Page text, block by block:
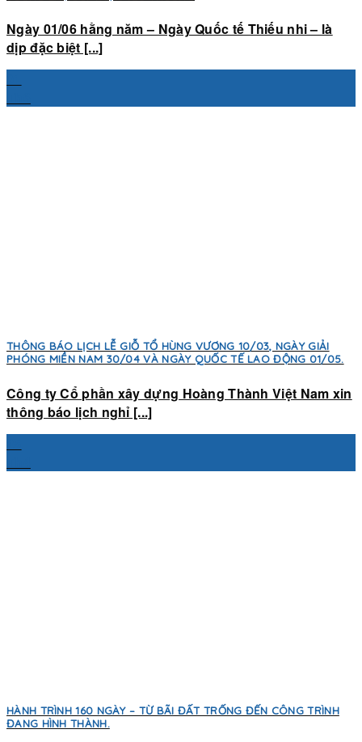
Ngày 01/06 hằng năm – Ngày Quốc tế Thiếu nhi – là
dịp đặc biệt [...]
THÔNG BÁO LỊCH LỄ GIỖ TỔ HÙNG VƯƠNG 10/03, NGÀY GIẢI
PHÓNG MIỀN NAM 30/04 VÀ NGÀY QUỐC TẾ LAO ĐỘNG 01/05.
Công ty Cổ phần xây dựng Hoàng Thành Việt Nam xin
thông báo lịch nghỉ [...]
HÀNH TRÌNH 160 NGÀY – TỪ BÃI ĐẤT TRỐNG ĐẾN CÔNG TRÌNH
ĐANG HÌNH THÀNH.